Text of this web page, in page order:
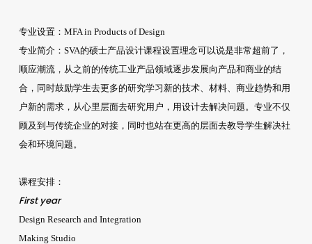
专业设置： MFA in Products of Design
专业简介： SVA的硕士产品设计课程设置理念可以说是非常超前了，
顺应潮流，从之前的传统工业产品领域逐步发展向产品和商业的结
合，同时鼓励学生去更多的研究学习新的技术、材料、商业趋势和用
户新的需求，从心里层面去研究用户，用设计去解决问题。专业不仅
顾及到与传统企业的对接，同时也站在更高的层面去教导学生解决社
会和环境问题。
课程安排：
First year
Design Research and Integration
Making Studio